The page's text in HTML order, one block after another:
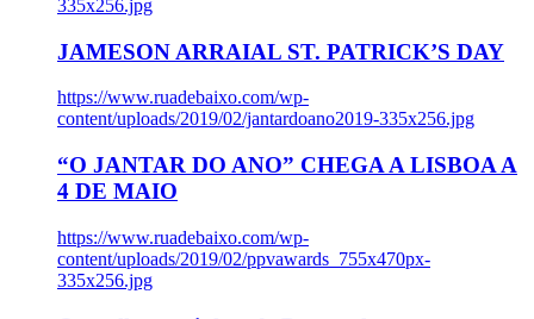
335x256.jpg
JAMESON ARRAIAL ST. PATRICK’S DAY
https://www.ruadebaixo.com/wp-
content/uploads/2019/02/jantardoano2019-335x256.jpg
“O JANTAR DO ANO” CHEGA A LISBOA A
4 DE MAIO
https://www.ruadebaixo.com/wp-
content/uploads/2019/02/ppvawards_755x470px-
335x256.jpg